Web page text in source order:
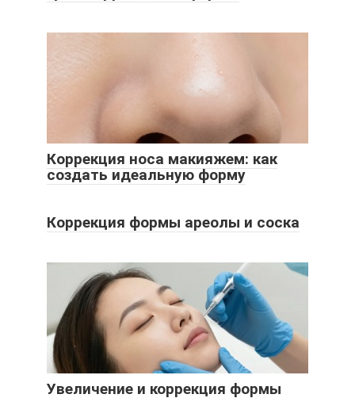
Коррекция носа макияжем: как
создать идеальную форму
Коррекция формы ареолы и соска
Увеличение и коррекция формы